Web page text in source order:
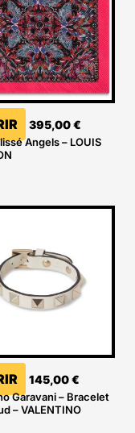
395,00€
Angels – LOUIS
145,00€
Garavani – Bracelet
– VALENTINO